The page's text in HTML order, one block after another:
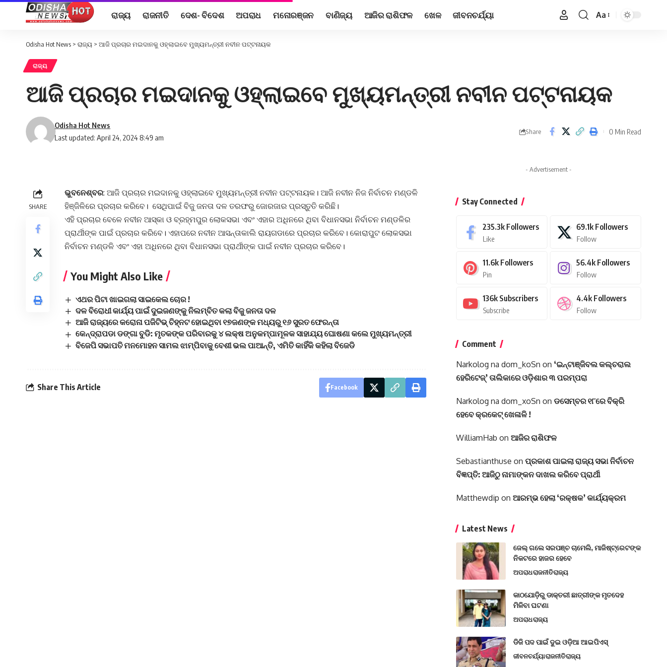
ରାଜ୍ୟ ରାଜନୀତି ଦେଶ- ବିଦେଶ ଅପରାଧ ମନୋରଞ୍ଜନ ବାଣିଜ୍ୟ ଆଜିର ରାଶିଫଳ ଖେଳ ଜୀବନଚର୍ଯ୍ୟା
Font
Aa
Odisha Hot News > ରାଜ୍ୟ > ଆଜି ପ୍ରଚାର ମଇଦାନକୁ ଓହ୍ଲାଇବେ ମୁଖ୍ୟମନ୍ତ୍ରୀ ନବୀନ ପଟ୍ଟନାୟକ
ରାଜ୍ୟ
ଆଜି ପ୍ରଚାର ମଇଦାନକୁ ଓହ୍ଲାଇବେ ମୁଖ୍ୟମନ୍ତ୍ରୀ ନବୀନ ପଟ୍ଟନାୟକ
Last updated: April 24, 2024 8:49 am
Odisha Hot News
Share 0 Min Read
SHARE
ଭୁବନେଶ୍ବର: ଆଜି ପ୍ରଚାର ମଇଦାନକୁ ଓହ୍ଲାଇବେ ମୁଖ୍ୟମନ୍ତ୍ରୀ ନବୀନ ପଟ୍ଟନାୟକ। ଆଜି ନବୀନ ନିଜ ନିର୍ବାଚନ ମଣ୍ଡଳି
ହିଞ୍ଜିଳିରେ ପ୍ରଚାର କରିବେ। ସେଥିପାଇଁ ବିଜୁ ଜନତା ଦଳ ତରଫରୁ ଜୋରଜାର ପ୍ରସ୍ତୁତି କରିଛି।
ଏହି ପ୍ରଚାର ବେଳେ ନବୀନ ଆସ୍କା ଓ ବ୍ରହ୍ମପୁର ଲୋକସଭା ଏବଂ ଏହାର ଅଧିନରେ ଥିବା ବିଧାନସଭା ନିର୍ବାଚନ ମଣ୍ଡଳିର
ପ୍ରାର୍ଥୀଙ୍କ ପାଇଁ ପ୍ରଚାର କରିବେ। ଏହାପରେ ନବୀନ ଆସନ୍ତାକାଲି ରାୟଗଡାରେ ପ୍ରଚାର କରିବେ। କୋରାପୁଟ ଲୋକସଭା
ନିର୍ବାଚନ ମଣ୍ଡଳି ଏବଂ ଏହା ଅଧିନରେ ଥିବା ବିଧାନସଭା ପ୍ରାର୍ଥୀଙ୍କ ପାଇଁ ନବୀନ ପ୍ରଚାର କରିବେ।
You Might Also Like
ଏଥର ପିଟା ଖାଇଗଲା ସାଇକେଲ ଚୋର !
ଦଳ ବିରୋଧୀ କାର୍ଯ୍ୟ ପାଇଁ ଦୁଇଜଣଙ୍କୁ ନିଲମ୍ବିତ କଲା ବିଜୁ ଜନତା ଦଳ
ଆଜି ରାଜ୍ୟରେ କରୋନା ପଜିଟିଭ୍ ଚିହ୍ନଟ ହୋଇଥିବା ୧୭ଜଣଙ୍କ ମଧ୍ୟରୁ ୧୬ ସୁରତ ଫେରନ୍ତା
କେନ୍ଦ୍ରାପଡା ଡଙ୍ଗା ବୁଡି: ମୃତକଙ୍କ ପରିବାରକୁ ୪ ଲକ୍ଷ ଅନୁକମ୍ପାମୂଳକ ସାହାଯ୍ୟ ଘୋଷଣା କଲେ ମୁଖ୍ୟମନ୍ତ୍ରୀ
ବିଜେପି ସଭାପତି ମନମୋହନ ସାମଲ ଝାମ୍ପିବାକୁ ବେଶୀ ଭଲ ପାଆନ୍ତି, ଏମିତି କାହିଁକି କହିଲା ବିଜେଡି
Share This Article Facebook
- Advertisement -
Stay Connected
235.3k Followers
Like
69.1k Followers
Follow
11.6k Followers
Pin
56.4k Followers
Follow
136k Subscribers
Subscribe
4.4k Followers
Follow
Comment
Narkolog na dom_koSn on ‘ଇନ୍‌ଟାଞ୍ଜିବଲ କଲ୍‌ଚରାଲ
ହେରିଟେଜ୍‌’ ତାଲିକାରେ ଓଡ଼ିଶାର ୩ ପରମ୍ପରା
Narkolog na dom_xoSn on ଡସେମ୍ବର ୧୮ରେ ବିକ୍ରି
ହେବେ କ୍ରକେଟ୍ ଖେଳାଳି !
WilliamHab on ଆଜିର ରାଶିଫଳ
Sebastianthuse on ପ୍ରକାଶ ପାଇଲା ରାଜ୍ୟ ସଭା ନିର୍ବାଚନ
ବିଜ୍ଞପ୍ତି: ଆଜିଠୁ ନାମାଙ୍କନ ଦାଖଲ କରିବେ ପ୍ରାର୍ଥୀ
Matthewdip on ଆରମ୍ଭ ହେଲା ‘ରକ୍ଷକ’ କାର୍ଯ୍ୟକ୍ରମ
Latest News
ଜେଲ୍ ଗଲେ ସରପଞ୍ଚ ଚାମେଲି, ମାଜିଷ୍ଟ୍ରେଟଙ୍କ
ନିକଟରେ ହାଜର ହେବେ
ଅପରାଧରାଜନୀତିରାଜ୍ୟ
କାଠଯୋଡ଼ିରୁ ଡାକ୍ତରୀ ଛାତ୍ରୀଙ୍କ ମୃତଦେହ
ମିଳିବା ଘଟଣା
ଅପରାଧରାଜ୍ୟ
ଡିଜି ପଦ ପାଇଁ ଦୁଇ ଓଡ଼ିଆ ଆଇପିଏସ୍
ଜୀବନଚର୍ଯ୍ୟାରାଜନୀତିରାଜ୍ୟ